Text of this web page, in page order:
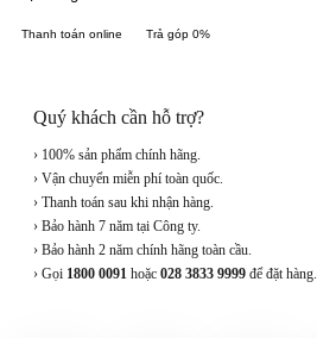
Thanh toán online Trả góp 0%
Quý khách cần hỗ trợ?
› 100% sản phẩm chính hãng.
› Vận chuyển miễn phí toàn quốc.
› Thanh toán sau khi nhận hàng.
› Bảo hành 7 năm tại Công ty.
› Bảo hành 2 năm chính hãng toàn cầu.
› Gọi 1800 0091 hoặc 028 3833 9999 để đặt hàng.